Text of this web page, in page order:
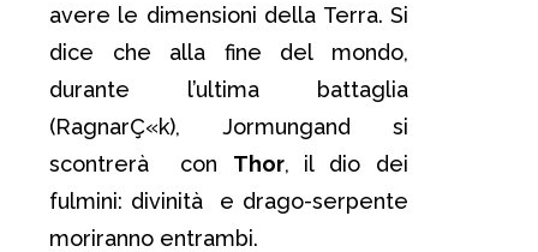
avere le dimensioni della Terra. Si
dice che alla fine del mondo,
durante l’ultima battaglia
(RagnarÇ«k), Jormungand si
scontrerà con Thor, il dio dei
fulmini: divinità e drago-serpente
moriranno entrambi.